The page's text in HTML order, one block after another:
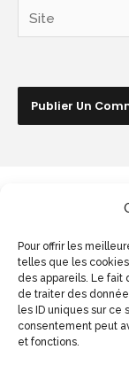
Pour offrir les
telles que les
des appareils. Le fait
de traiter des
les ID uniques sur ce
consentement peut
et fonctions.
Site